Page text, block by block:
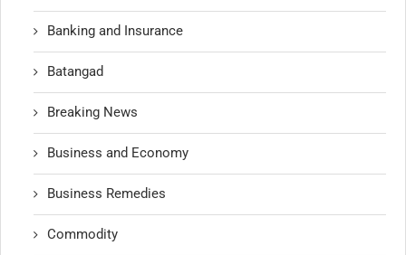
Banking and Insurance
Batangad
Breaking News
Business and Economy
Business Remedies
Commodity